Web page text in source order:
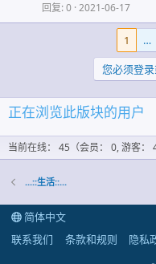
回复 0 2021-06-17
1 …
您必须登录
正在浏览此版块的用户
当前在线： 45（会员： 0, 游客：
...::生活::...
简体中文
联系我们
条款和规则 隐私